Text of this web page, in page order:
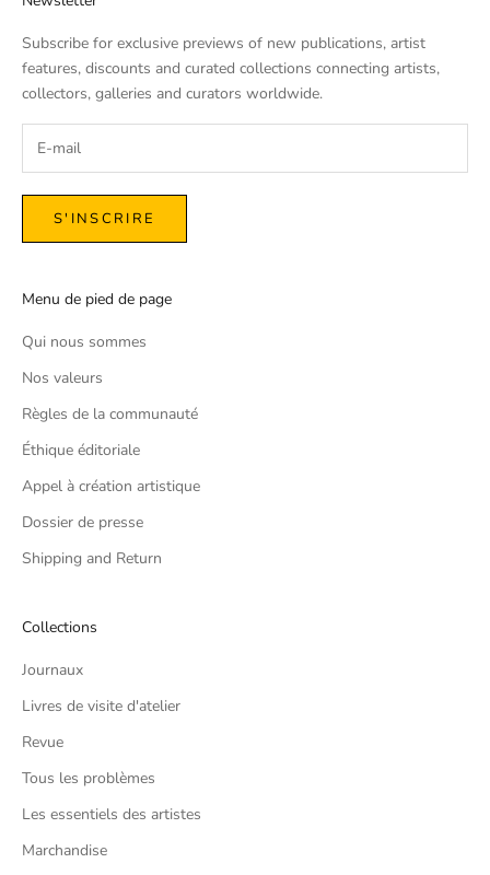
Subscribe for exclusive previews of new publications, artist
features, discounts and curated collections connecting artists,
collectors, galleries and curators worldwide.
S'INSCRIRE
Menu de pied de page
Qui nous sommes
Nos valeurs
Règles de la communauté
Éthique éditoriale
Appel à création artistique
Dossier de presse
Shipping and Return
Collections
Journaux
Livres de visite d'atelier
Revue
Tous les problèmes
Les essentiels des artistes
Marchandise